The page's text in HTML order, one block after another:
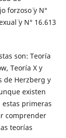
forzoso¨ y N°
y N° 16.613
son: Teoría
Teoría X y
de Herzberg y
existen
estas primeras
comprender
teorías